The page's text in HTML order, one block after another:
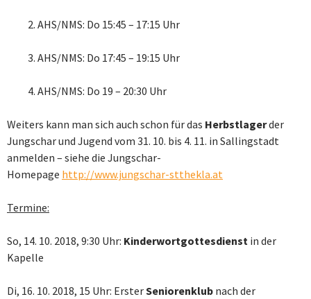
2. AHS/NMS: Do 15:45 – 17:15 Uhr
3. AHS/NMS: Do 17:45 – 19:15 Uhr
4. AHS/NMS: Do 19 – 20:30 Uhr
Weiters kann man sich auch schon für das Herbstlagerder
Jungschar und Jugend vom 31. 10. bis 4. 11. in Sallingstadt
anmelden – siehe die Jungschar-
Homepage http://www.jungschar-stthekla.at
Termine:
So, 14. 10. 2018, 9:30 Uhr: Kinderwortgottesdienst in der
Kapelle
Di, 16. 10. 2018, 15 Uhr: ErsterSeniorenklub nach der